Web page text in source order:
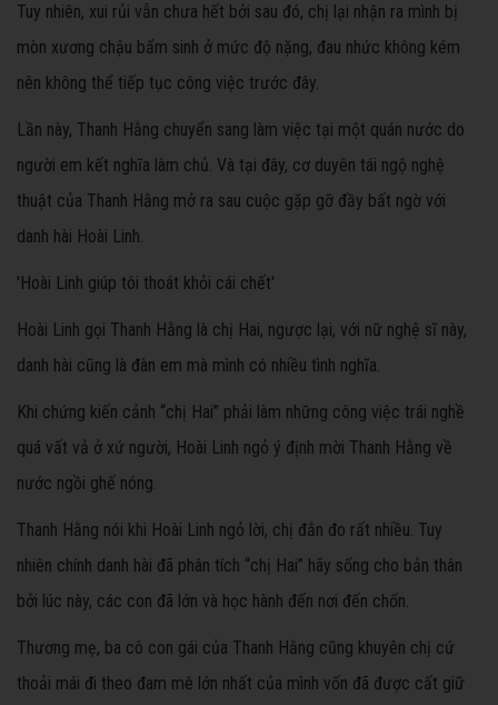
Tuy nhiên, xui rủi vẫn chưa hết bởi sau đó, chị lại nhận ra mình bị
mòn xương chậu bẩm sinh ở mức độ nặng, đau nhức không kém
nên không thể tiếp tục công việc trước đây.
Lần này, Thanh Hằng chuyển sang làm việc tại một quán nước do
người em kết nghĩa làm chủ. Và tại đây, cơ duyên tái ngộ nghệ
thuật của Thanh Hằng mở ra sau cuộc gặp gỡ đầy bất ngờ với
danh hài Hoài Linh.
'Hoài Linh giúp tôi thoát khỏi cái chết'
Hoài Linh gọi Thanh Hằng là chị Hai, ngược lại, với nữ nghệ sĩ này,
danh hài cũng là đàn em mà mình có nhiều tình nghĩa.
Khi chứng kiến cảnh “chị Hai” phải làm những công việc trái nghề
quá vất vả ở xứ người, Hoài Linh ngỏ ý định mời Thanh Hằng về
nước ngồi ghế nóng.
Thanh Hằng nói khi Hoài Linh ngỏ lời, chị đắn đo rất nhiều. Tuy
nhiên chính danh hài đã phân tích “chị Hai” hãy sống cho bản thân
bởi lúc này, các con đã lớn và học hành đến nơi đến chốn.
Thương mẹ, ba cô con gái của Thanh Hằng cũng khuyên chị cứ
thoải mái đi theo đam mê lớn nhất của mình vốn đã được cất giữ